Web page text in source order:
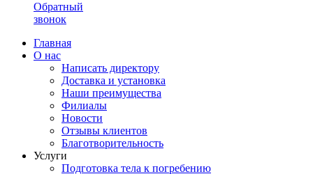
Обратный
звонок
Главная
О нас
Написать директору
Доставка и установка
Наши преимущества
Филиалы
Новости
Отзывы клиентов
Благотворительность
Услуги
Подготовка тела к погребению